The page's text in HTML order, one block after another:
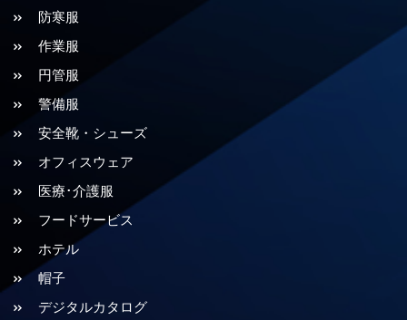
防寒服
作業服
円管服
警備服
安全靴・シューズ
オフィスウェア
医療･介護服
フードサービス
ホテル
帽子
デジタルカタログ